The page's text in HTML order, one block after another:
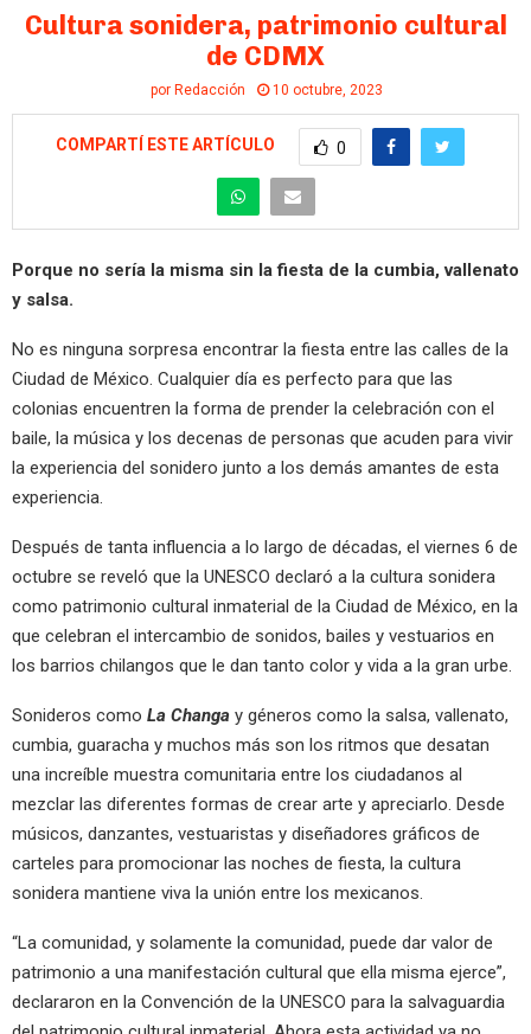
Cultura sonidera, patrimonio cultural
de CDMX
por Redacción 10 octubre, 2023
COMPARTÍ ESTE ARTÍCULO 0
Porque no sería la misma sin la fiesta de la cumbia, vallenato
y salsa.
No es ninguna sorpresa encontrar la fiesta entre las calles de la
Ciudad de México. Cualquier día es perfecto para que las
colonias encuentren la forma de prender la celebración con el
baile, la música y los decenas de personas que acuden para vivir
la experiencia del sonidero junto a los demás amantes de esta
experiencia.
Después de tanta influencia a lo largo de décadas, el viernes 6 de
octubre se reveló que la UNESCO declaró a la cultura sonidera
como patrimonio cultural inmaterial de la Ciudad de México, en la
que celebran el intercambio de sonidos, bailes y vestuarios en
los barrios chilangos que le dan tanto color y vida a la gran urbe.
Sonideros como La Changa y géneros como la salsa, vallenato,
cumbia, guaracha y muchos más son los ritmos que desatan
una increíble muestra comunitaria entre los ciudadanos al
mezclar las diferentes formas de crear arte y apreciarlo. Desde
músicos, danzantes, vestuaristas y diseñadores gráficos de
carteles para promocionar las noches de fiesta, la cultura
sonidera mantiene viva la unión entre los mexicanos.
“La comunidad, y solamente la comunidad, puede dar valor de
patrimonio a una manifestación cultural que ella misma ejerce”,
declararon en la Convención de la UNESCO para la salvaguardia